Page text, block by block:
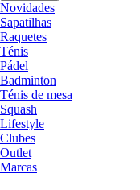
Novidades
Sapatilhas
Raquetes
Ténis
Pádel
Badminton
Ténis de mesa
Squash
Lifestyle
Clubes
Outlet
Marcas